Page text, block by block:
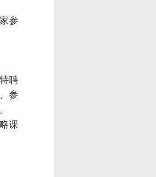
参
聘
参
课